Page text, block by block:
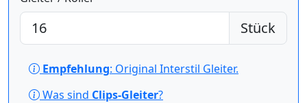
Stück
Empfehlung: Original Interstil Gleiter.
Was sind Clips-Gleiter?